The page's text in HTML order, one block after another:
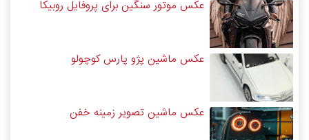
عکس موتور سنگین برای پروفایل روبیکا
عکس ماشین پژو پارس کوچولو
عکس ماشین تصویر زمینه خفن